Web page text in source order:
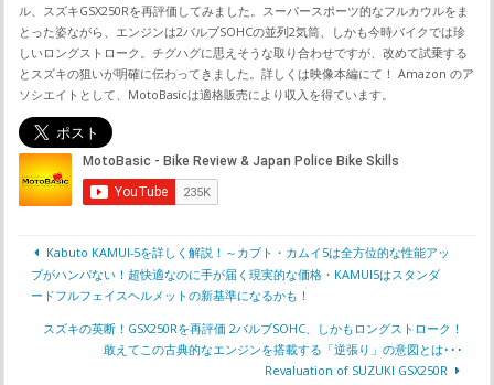
ル、スズキGSX250Rを再評価してみました。スーパースポーツ的なフルカウルをま
とった姿ながら、エンジンは2バルブSOHCの並列2気筒、しかも今時バイクでは珍
しいロングストローク。チグハグに思えそうな取り合わせですが、改めて試乗する
とスズキの狙いが明確に伝わってきました。詳しくは映像本編にて！ Amazon のア
ソシエイトとして、MotoBasicは適格販売により収入を得ています。
Kabuto KAMUI-5を詳しく解説！～カブト・カムイ5は全方位的な性能アッ
プがハンパない！超快適なのに手が届く現実的な価格・KAMUI5はスタンダ
ードフルフェイスヘルメットの新基準になるかも！
スズキの英断！GSX250Rを再評価 2バルブSOHC、しかもロングストローク！
敢えてこの古典的なエンジンを搭載する「逆張り」の意図とは･･･
Revaluation of SUZUKI GSX250R